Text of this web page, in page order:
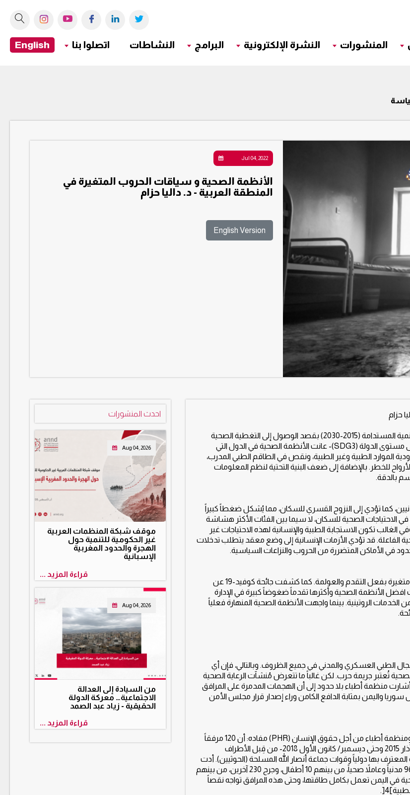
المنشورات النشرة الإلكترونية البرامج النشاطات اتصلوا بنا English
Jul 04, 2022
الأنظمة الصحية و سياقات الحروب المتغيرة في
المنطقة العربية - د. داليا حزام
English Version
حزام
في الوقت الذي اطلقت فيه منظمة الصحة العالمية اجندتها لأهداف التنمية المستدامة (2015-2030) بقصد الوصول إلى التغطية الصحية
الشاملة - من خلال رصد نظم عدم المساواة في الصحة بين الدول أو على مستوى الدولة (SDG3)- عانت الأنظمة الصحية في الدول التي
الطبية وغير الطبية، ونقص في الطاقم الطبي المدرب،
للخطر. بالإضافة إلى ضعف البنية التحتية لنظم المعلومات
بالدقة.
كما تؤدي إلى النزوح القسري للسكان، مما يُشكل ضغطاً كبيراً
الاحتياجات الصحية للسكان، لا سيما بين الفئات الأكثر هشاشة
تكون الاستجابة الطبية والإنسانية لهذه الاحتياجات غير
الفاعلة. قد تؤدي الأزمات الإنسانية إلى وضع معقد يتطلب تدخلات
في الأماكن المتضررة من الحروب والنزاعات السياسية.
لقد أدرك العالم في زمن جائحة كوفيد-19؛ أن للحروب سياقات وطبيعة متغيرة بفعل التقدم والعولمة. كما كشفت جائحة كوفيد-19 عن
الأنظمة الصحية وأكثرها تقدماً ضغوضاً كبيرة في الإدارة
الخدمات الروتينية. بينما واجهت الأنظمة الصحية المنهارة فعلياً
الطبي العسكري والمدني في جميع الظروف. وبالتالي، فإن أي
تُعتبر جريمة حرب. لكن غالباً ما تتعرض مُنشآت الرعاية الصحية
منظمة أطباء بلا حدود إلى أن الهجمات المدمرة على المرافق
واليمن بمثابة الدافع الكامن وراء إصدار قرار مجلس الأمن
في اليمن، يوثق تحقيق جديد قامت به منظمة مواطنة لحقوق الإنسان ومنظمة أطباء من أجل حقوق الإنسان (PHR) مفاده: أن 120 مرفقاً
صحياً والعاملين الصحيين فيه قد تعرضوا لهجمات عنيفة - منذ مارس/ آذار 2015 وحتى ديسمبر/ كانون الأول 2018- من قِبل الأطراف
المعترف بها دولياً وقوات جماعة أنصار الله المسلحة (الحوثيين). أدت
هذه الهجمات إلى تدمير النظام الصحي في اليمن ومقتل ما لا يقل عن 96 مدنياً وعاملاً صحياً، من بينهم 10 أطفال، وجرح 230 آخرين، من بينهم
50% فقط من المنشآت الصحية في اليمن تعمل بكامل طاقتها، وحتى هذه المرافق تواجه نقصاً
احدث المنشورات
Aug 04, 2026
موقف شبكة المنظمات العربية
غير الحكومية للتنمية حول
الهجرة والحدود المغربية
الإسبانية
قراءة المزيد ...
Aug 04, 2026
من السيادة إلى العدالة
الاجتماعية… معركة الدولة
الحقيقية - زياد عبد الصمد
قراءة المزيد ...